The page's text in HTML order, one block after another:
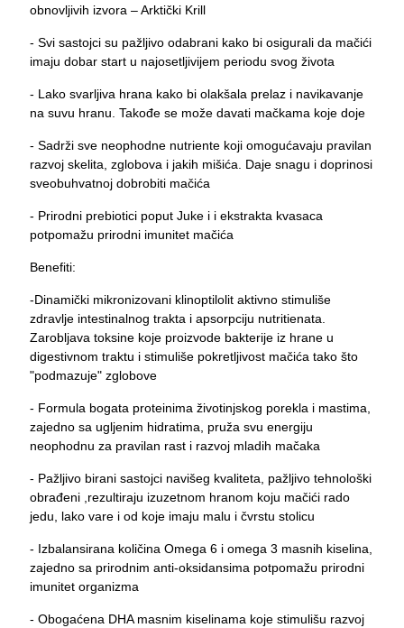
obnovljivih izvora – Arktički Krill
- Svi sastojci su pažljivo odabrani kako bi osigurali da mačići
imaju dobar start u najosetljivijem periodu svog života
- Lako svarljiva hrana kako bi olakšala prelaz i navikavanje
na suvu hranu. Takođe se može davati mačkama koje doje
- Sadrži sve neophodne nutriente koji omogućavaju pravilan
razvoj skelita, zglobova i jakih mišića. Daje snagu i doprinosi
sveobuhvatnoj dobrobiti mačića
- Prirodni prebiotici poput Juke i i ekstrakta kvasaca
potpomažu prirodni imunitet mačića
Benefiti:
-Dinamički mikronizovani klinoptilolit aktivno stimuliše
zdravlje intestinalnog trakta i apsorpciju nutritienata.
Zarobljava toksine koje proizvode bakterije iz hrane u
digestivnom traktu i stimuliše pokretljivost mačića tako što
"podmazuje" zglobove
- Formula bogata proteinima životinjskog porekla i mastima,
zajedno sa ugljenim hidratima, pruža svu energiju
neophodnu za pravilan rast i razvoj mladih mačaka
- Pažljivo birani sastojci navišeg kvaliteta, pažljivo tehnološki
obrađeni ,rezultiraju izuzetnom hranom koju mačići rado
jedu, lako vare i od koje imaju malu i čvrstu stolicu
- Izbalansirana količina Omega 6 i omega 3 masnih kiselina,
zajedno sa prirodnim anti-oksidansima potpomažu prirodni
imunitet organizma
- Obogaćena DHA masnim kiselinama koje stimulišu razvoj